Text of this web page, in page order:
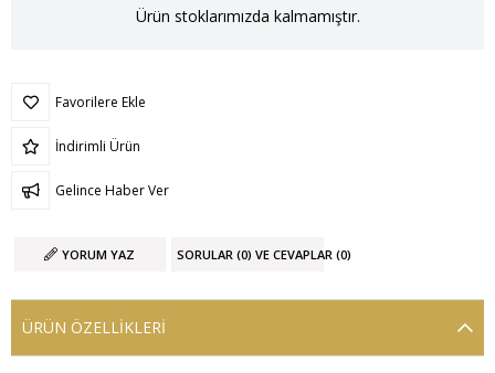
Ürün stoklarımızda kalmamıştır.
Favorilere Ekle
İndirimli Ürün
Gelince Haber Ver
YORUM YAZ SORULAR (0) VE CEVAPLAR (0)
ÜRÜN ÖZELLIKLERI